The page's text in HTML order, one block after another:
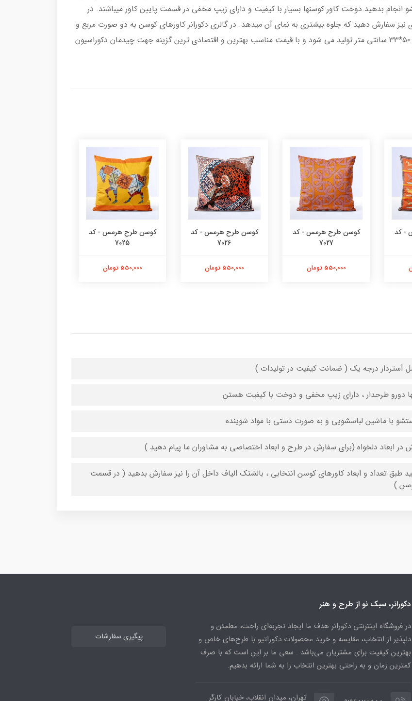
انجام بدهید.دوخت کاور کوسنها بسیار با کیفیت و دارای زیپ مخفی در قسمت پایین کاور میباشند. در
نیز سفارش دهید که جلوه بیشتری به نمای آن میدهد. در گالری دکورانر کاورهای کوسن به دو صورت مربع و
مستطیل و در ابعاد استاندارد 35*35، 40*40، 45*45 و 50*33 سانتی متر تولید می شود و با قیمت مناسب بهترین و اقتصادی ترین گزینه جهت چیدمان دکوراسیون
- کد
کوسن طرح هرمس - کد
7027
550,000 تومان
کوسن طرح هرمس - کد
7026
550,000 تومان
کوسن طرح هرمس - کد
7025
550,000 تومان
آستردار درجه یک ( ضمانت کیفیت در تولیدات )
دورو طرحدار ، دارای زیپ مخفی و دوخت با کیفیت هستن
با ماشین لباسشویی و به صورت دستی با مواد شوینده
در ابعاد دلخواه (برای سفارش در طرح و ابعاد اختصاصی به مشاوران ما پیام دهید )
طبق تعداد و ابعاد کاورهای کوسن انتخابی ، بالشتک الیاف داخل آن را نیز سفارش بدهید ( در قسمت
)
دکورانر، سبک نو از طرح و هنر
در فروشگاه اینترنتی دکورانر هدف ما ایجاد تجربه‌ای راحت، مطمئن و
دلپذیر از انتخاب، مقایسه و خرید محصولات دکوراتیو با طرح‌های خاص و
بهترین کیفیت برای مشتریان می‌باشد . سعی ما بر این است که با صرف
کمترین زمان و به راحتی بهترین انتخاب را به شما ارائه بدهیم.
تهران، میدان انقلاب، خیابان کارگر
پیگیری سفارشات